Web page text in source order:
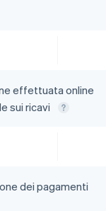
effettuata online
sui ricavi
dei pagamenti